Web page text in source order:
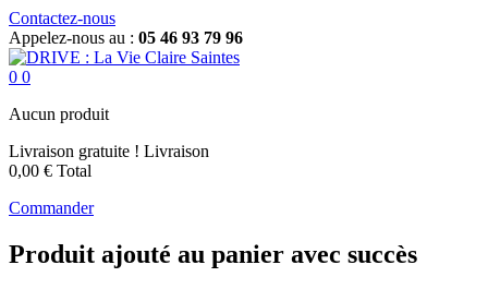
Contactez-nous
Appelez-nous au : 05 46 93 79 96
0 0
Aucun produit
Livraison gratuite ! Livraison
0,00 € Total
Commander
Produit ajouté au panier avec succès